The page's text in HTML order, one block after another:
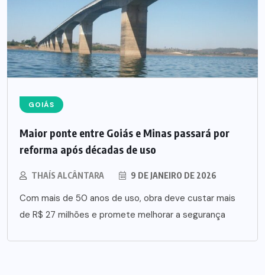
GOIÁS
Maior ponte entre Goiás e Minas passará por
reforma após décadas de uso
THAÍS ALCÂNTARA 9 DE JANEIRO DE 2026
Com mais de 50 anos de uso, obra deve custar mais
de R$ 27 milhões e promete melhorar a segurança